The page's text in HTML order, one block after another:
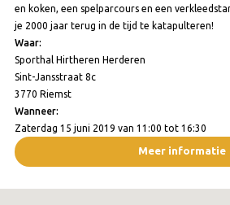
en koken, een spelparcours en een
je 2000 jaar terug in de tijd te katapulteren!
Waar:
Sporthal Hirtheren Herderen
Sint-Jansstraat 8c
3770 Riemst
Wanneer:
Zaterdag 15 juni 2019 van 11:00 tot 16:30
Meer informatie